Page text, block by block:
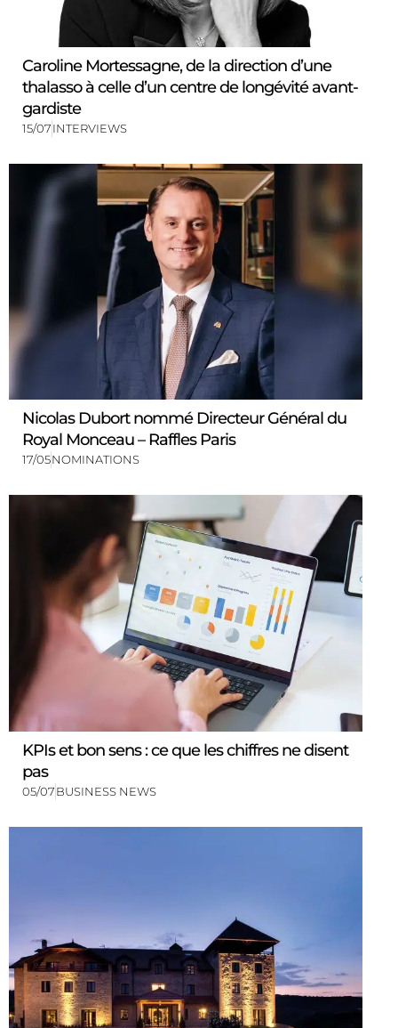
Caroline Mortessagne, de la direction d’une
thalasso à celle d’un centre de longévité avant-
gardiste
15/07INTERVIEWS
Nicolas Dubort nommé Directeur Général du
Royal Monceau – Raffles Paris
17/05NOMINATIONS
KPIs et bon sens : ce que les chiffres ne disent
pas
05/07BUSINESS NEWS